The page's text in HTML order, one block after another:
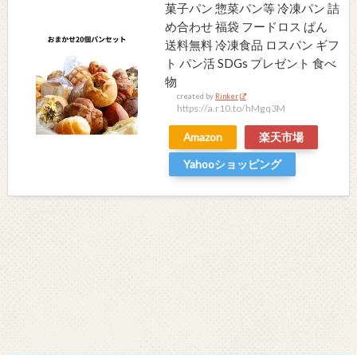
菓子パン 惣菜パン等 冷凍パン 詰
め合わせ 福袋 フードロス ぱん
送料無料 冷凍食品 ロスパン ギフ
ト パン活 SDGs プレゼント 食べ
物
created by Rinker
https://a.r10.to/hMgq3M
Amazon
楽天市場
Yahooショッピング